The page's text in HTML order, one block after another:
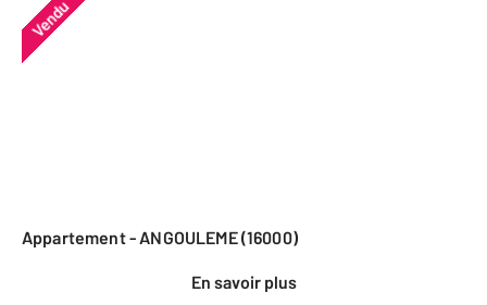
Vendu
Appartement - ANGOULEME (16000)
En savoir plus